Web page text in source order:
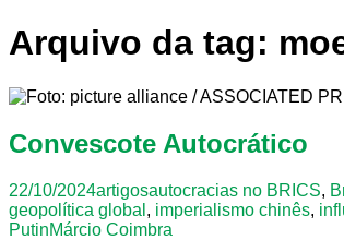
Arquivo da tag:
Convescote Autocrático
22/10/2024artigosautocracias no BRICS,
geopolítica global , imperialismo chinês,
PutinMárcio Coimbra